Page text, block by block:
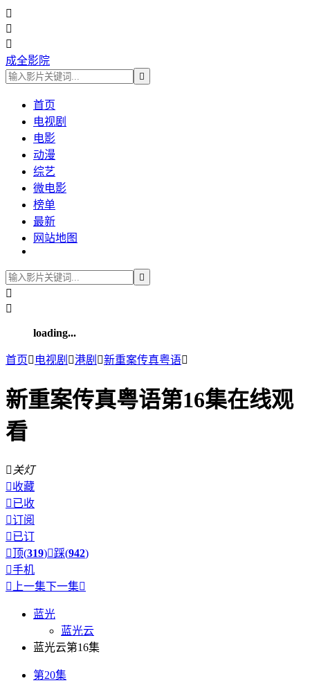



成全影院

首页
电视剧
电影
动漫
综艺
微电影
榜单
最新
网站地图



loading...
首页 电视剧 港剧 新重案传真粤语
新重案传真粤语第16集在线观
看
 关灯
收藏
已收
订阅
已订
顶(319)踩(942)
手机
 上一集下一集
蓝光
蓝光云
蓝光云第16集
第20集